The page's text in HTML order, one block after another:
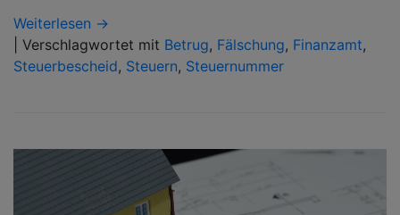
Weiterlesen →
Verschlagwortet mit Betrug, Fälschung, Finanzamt,
Steuerbescheid, Steuern, Steuernummer